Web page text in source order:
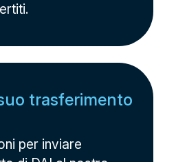
trasferimento
per inviare